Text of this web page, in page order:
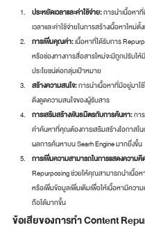
ประหยัดเวลาและค่าใช้จ่าย: การนำเนื้อหา
เวลาและค่าใช้จ่ายในการสร้างเนื้อหาใหม่ตั้
การเพิ่มคุณค่า: เนื้อหาที่ได้รับการ
หรือช่องทางการสื่อสารใหม่จะมีถูกปรับใ
ประโยชน์ต่อกลุ่มเป้าหมาย
สร้างความสนใจ: การนำเนื้อหาที่มีอยู่มาใ
ดึงดูดความสนใจของผู้รับสาร
การเสริมสร้างพันธมิตรกับการค้นหา: กา
คำค้นหาที่คุณต้องการเสริมสร้างโอกาสใ
ผลการค้นหาบน Searh Engine มากยิ่งขึ้น
การเพิ่มความสามารถในการแสดงความคิ
Repurposing ช่วยให้คุณสามารถนำเนื้อ
หรือเพิ่มข้อมูลเพิ่มเติมเพื่อให้เนื้อหามีควา
ถือได้มากขึ้น
ข้อเสียของการทำ Content